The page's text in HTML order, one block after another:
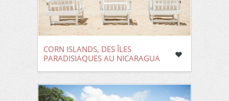
CORN ISLANDS, DES ÎLES
PARADISIAQUES AU NICARAGUA